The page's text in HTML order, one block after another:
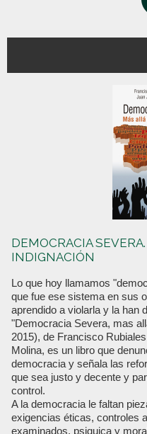
DEMOCRACIA
INDIGNACIÓN
Lo que hoy llamamos
que fue ese sistema en sus
aprendido a violarla y la han
"Democracia Severa, mas
2015), de Francisco
Molina, es un libro que
democracia y señala las
que sea justo y decente y
control.
A la democracia le faltan
exigencias éticas, controles
examinados, psiquica y